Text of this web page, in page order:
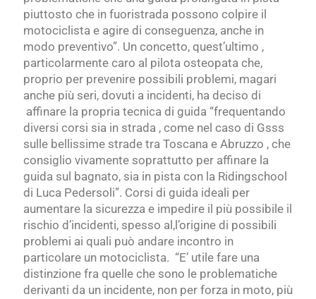
piuttosto che in fuoristrada possono colpire il
motociclista e agire di conseguenza, anche in
modo preventivo”. Un concetto, quest’ultimo ,
particolarmente caro al pilota osteopata che,
proprio per prevenire possibili problemi, magari
anche più seri, dovuti a incidenti, ha deciso di
affinare la propria tecnica di guida “frequentando
diversi corsi sia in strada , come nel caso di Gsss
sulle bellissime strade tra Toscana e Abruzzo , che
consiglio vivamente soprattutto per affinare la
guida sul bagnato, sia in pista con la Ridingschool
di Luca Pedersoli”. Corsi di guida ideali per
aumentare la sicurezza e impedire il più possibile il
rischio d’incidenti, spesso al,l’origine di possibili
problemi ai quali può andare incontro in
particolare un motociclista. “E’ utile fare una
distinzione fra quelle che sono le problematiche
derivanti da un incidente, non per forza in moto, più